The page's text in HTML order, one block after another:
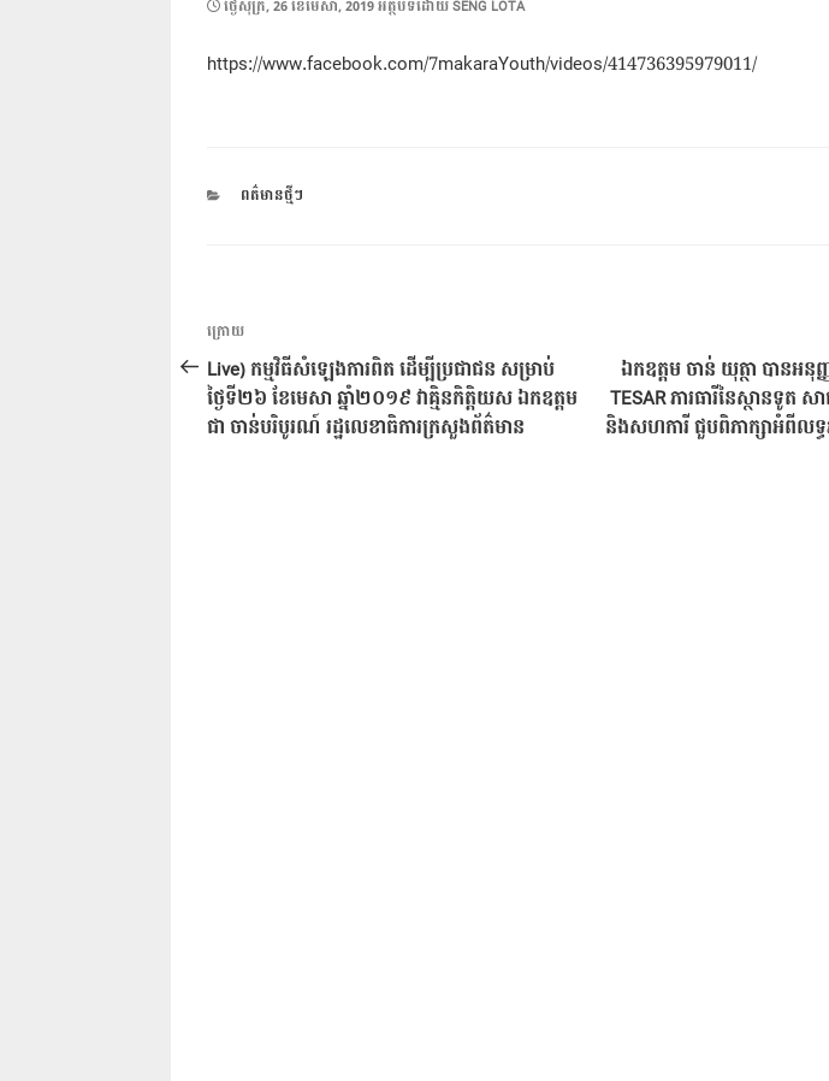
POSTED
ថ្ងៃ​សុក្រ, 26 ខែ​មេសា, 2019អត្ថបទដោយSENG LOTA
https://www.facebook.com/7makaraYouth/videos/414736395979011/
CATEGORIES
ពត៌មានថ្មីៗ
ការ​
នាំទិស​
ប្រកាស
អត្ថបទ
មុន
ក្រោយ
Live) កម្មវិធីសំឡេងការពិត ដើម្បីប្រជាជន សម្រាប់
ថ្ងៃទី២៦ ខែមេសា ឆ្នាំ២០១៩ វាគ្មិនកិត្តិយស ឯកឧត្តម
ជា ចាន់បរិបូរណ៍ រដ្ឋលេខាធិការក្រសួងព័ត៌មាន
ឯកឧត្តម ចាន់ យុត្ថា បានអ
TESAR ភារធារីនៃស្ថានទូត ស
និងសហការី ជួបពិភាក្សាអំពីលទ្